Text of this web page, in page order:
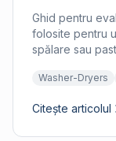
Ghid pentru
folosite pentru
spălare sau
Washer-Dryers
Citește articolul